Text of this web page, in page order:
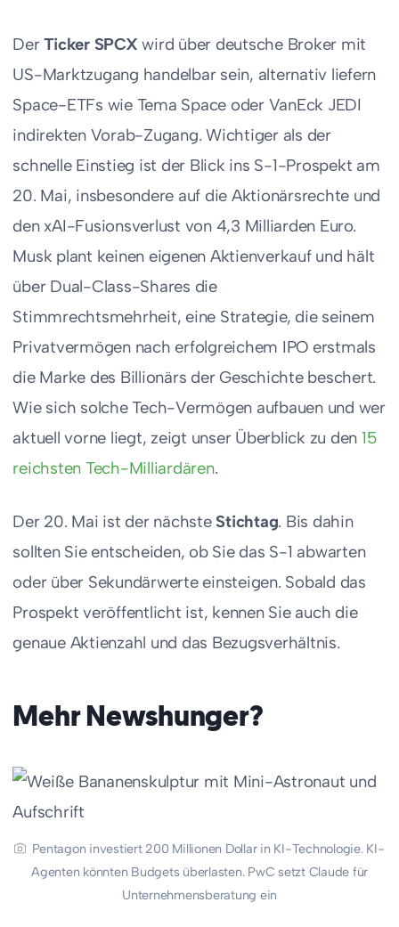
DerTicker SPCX wird über deutsche Broker mit
US-Marktzugang handelbar sein, alternativ liefern
Space-ETFs wie Tema Space oder VanEck JEDI
indirekten Vorab-Zugang. Wichtiger als der
schnelle Einstieg ist der Blick ins S-1-Prospekt am
20. Mai, insbesondere auf die Aktionärsrechte und
den xAI-Fusionsverlust von 4,3 Milliarden Euro.
Musk plant keinen eigenen Aktienverkauf und hält
über Dual-Class-Shares die
Stimmrechtsmehrheit, eine Strategie, die seinem
Privatvermögen nach erfolgreichem IPO erstmals
die Marke des Billionärs der Geschichte beschert.
Wie sich solche Tech-Vermögen aufbauen und wer
aktuell vorne liegt, zeigt unser Überblick zu den 15
reichsten Tech-Milliardären.
Der 20. Mai ist der nächste Stichtag. Bis dahin
sollten Sie entscheiden, ob Sie das S-1 abwarten
oder über Sekundärwerte einsteigen. Sobald das
Prospekt veröffentlicht ist, kennen Sie auch die
genaue Aktienzahl und das Bezugsverhältnis.
Mehr Newshunger?
Pentagon investiert 200 Millionen Dollar in KI-Technologie. KI-
Agenten könnten Budgets überlasten. PwC setzt Claude für
Unternehmensberatung ein